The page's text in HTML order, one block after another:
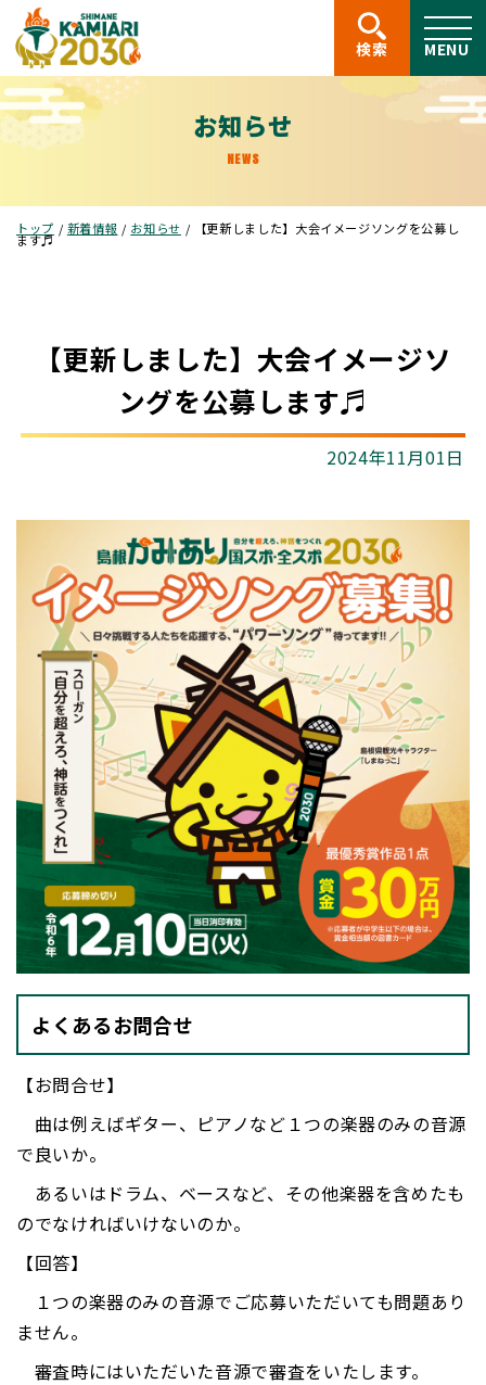
このページの本文へ
検索 MENU
お知らせ
NEWS
現
在
の
トップ / 新着情報 / お知らせ / 【更新しました】大会イメージソングを公募し
ます♬
【更新しました】大会イメージソ
ングを公募します♬
2024年11月01日
よくあるお問合せ
【お問合せ】
曲は例えばギター、ピアノなど１つの楽器のみの音源
で良いか。
あるいはドラム、ベースなど、その他楽器を含めたも
のでなければいけないのか。
【回答】
１つの楽器のみの音源でご応募いただいても問題あり
ません。
審査時にはいただいた音源で審査をいたします。